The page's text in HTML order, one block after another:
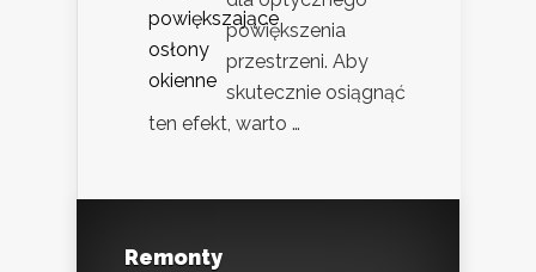
powiększenia
przestrzeni. Aby
skutecznie osiągnąć
ten efekt, warto …
Remonty